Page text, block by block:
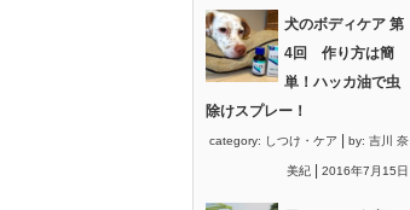
犬のボディケア 第
4回 作り方は簡
単！ハッカ油で虫
除けスプレー！
category: しつけ・ケア by: 吉川 奈
美紀 2016年7月15日